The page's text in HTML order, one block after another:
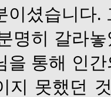
이셨습니다.
명히 갈라
을 통해 인
지 못했던